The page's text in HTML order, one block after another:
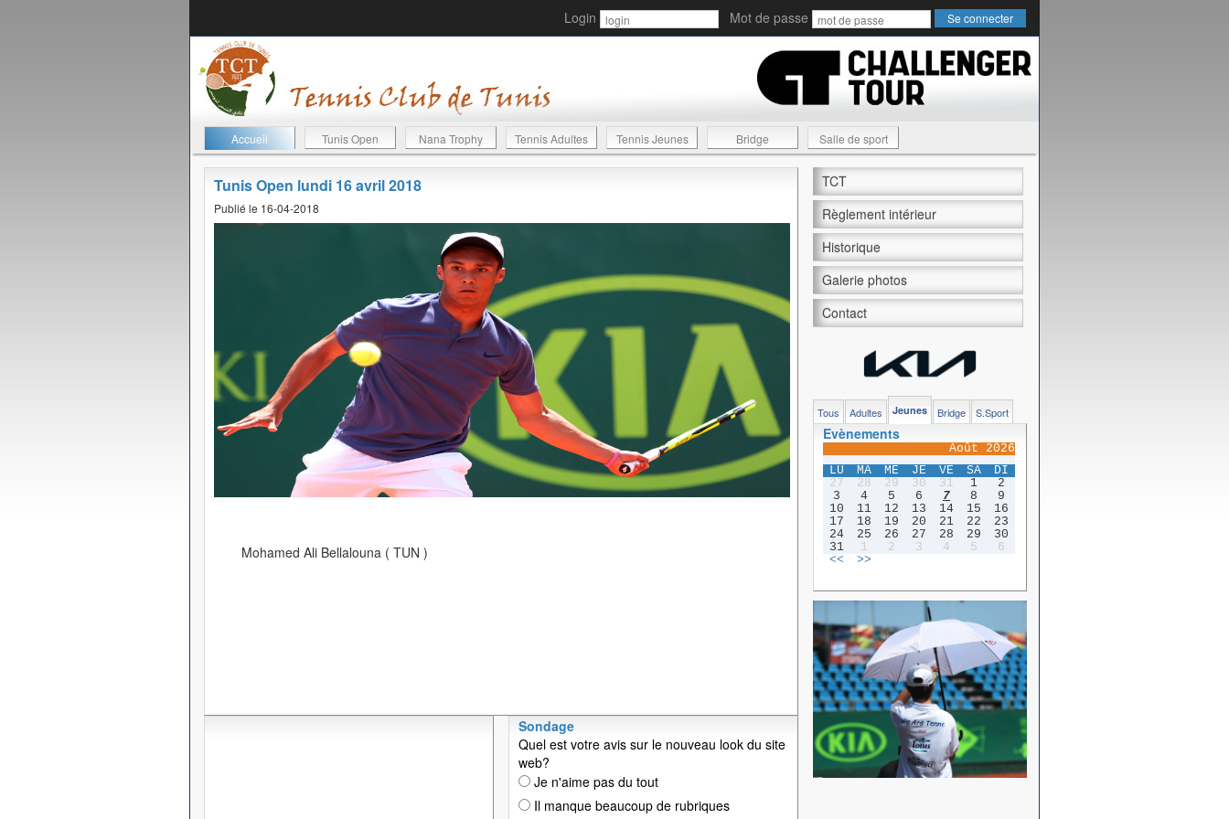
Login Mot de passe
Accueil Tunis Open Nana Trophy Tennis Adultes Tennis Jeunes Bridge Salle de sport
Tunis Open lundi 16 avril 2018
Publié le 16-04-2018
Mohamed Ali Bellalouna ( TUN )
Sondage
Quel est votre avis sur le nouveau look du site
web?
Je n'aime pas du tout
Il manque beaucoup de rubriques
TCT
Règlement intérieur
Historique
Galerie photos
Contact
Tous Adultes Jeunes Bridge S.Sport
Evènements
Août 2026
LU
MA ME JE VE SA
DI
27
28 29 30 31 1
2
3
4 5 6 7 8
9
10
11 12 13 14 15
16
17
18 19 20 21 22
23
24
25 26 27 28 29
30
31
1 2 3 4 5
6
<<
>>